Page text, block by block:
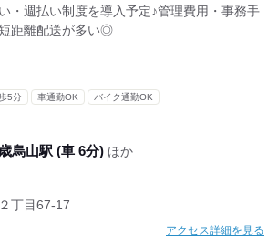
・週払い制度を導入予定♪管理費用・事務手
距離配送が多い◎
5分 車通勤OK バイク通勤OK
烏山駅 (車 6分) ほか
丁目67‐17
アクセス詳細を見る